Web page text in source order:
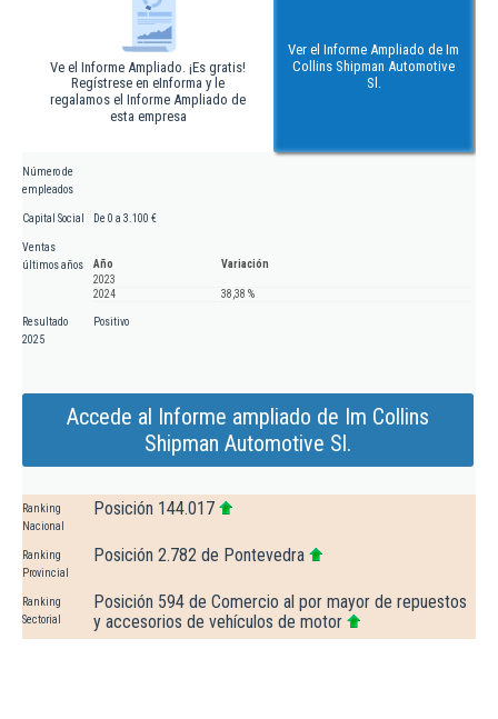
Ve el Informe Ampliado. ¡Es gratis!
Regístrese en eInforma y le
regalamos el Informe Ampliado de
esta empresa
Ver el Informe Ampliado de Im
Collins Shipman Automotive
Sl.
Número de
empleados
Capital Social De 0 a 3.100 €
Ventas
últimos años
Año
Variación
2023
2024
38,38 %
Resultado
2025
Positivo
Accede al Informe ampliado de Im Collins
Shipman Automotive Sl.
Ranking
Nacional
Posición 144.017
Ranking
Provincial
Posición 2.782 de Pontevedra
Ranking
Sectorial
Posición 594 de Comercio al por mayor de repuestos
y accesorios de vehículos de motor